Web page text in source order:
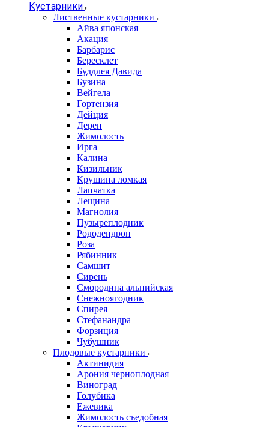
Кустарники
Лиственные кустарники
Айва японская
Акация
Барбарис
Бересклет
Буддлея Давида
Бузина
Вейгела
Гортензия
Дейция
Дерен
Жимолость
Ирга
Калина
Кизильник
Крушина ломкая
Лапчатка
Лещина
Магнолия
Пузыреплодник
Рододендрон
Роза
Рябинник
Самшит
Сирень
Смородина альпийская
Снежноягодник
Спирея
Стефанандра
Форзиция
Чубушник
Плодовые кустарники
Актинидия
Арония черноплодная
Виноград
Голубика
Ежевика
Жимолость съедобная